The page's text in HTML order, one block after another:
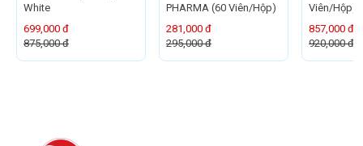
White
699,000 đ
875,000 đ
PHARMA (60 Viên/Hộp)
281,000 đ
295,000 đ
Viên/Hộp)
857,000 đ
920,000 đ